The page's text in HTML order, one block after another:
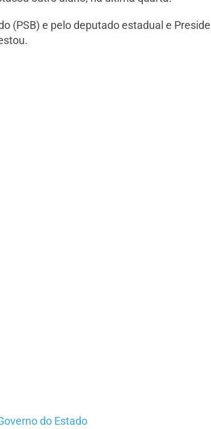
(PSB) e pelo deputado estadual e
do Estado